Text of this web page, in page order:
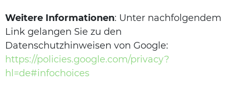
Weitere Informationen: Unter nachfolgendem
Link gelangen Sie zu den
Datenschutzhinweisen von Google:
https://policies.google.com/privacy?
hl=de#infochoices